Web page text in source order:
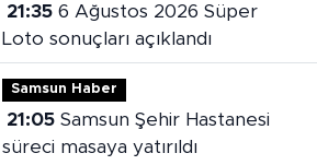
21:356 Ağustos 2026 Süper
Loto sonuçları açıklandı
Samsun Haber
21:05Samsun Şehir Hastanesi
süreci masaya yatırıldı